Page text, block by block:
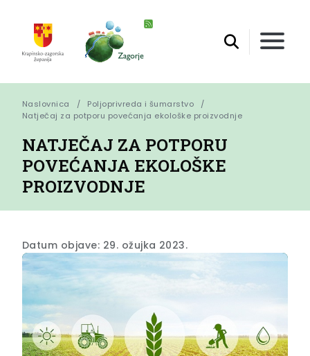
Naslovnica
Poljoprivreda i šumarstvo
Natječaj za potporu povećanja ekološke proizvodnje
NATJEČAJ ZA POTPORU
POVEĆANJA EKOLOŠKE
PROIZVODNJE
Datum objave: 29. ožujka 2023.